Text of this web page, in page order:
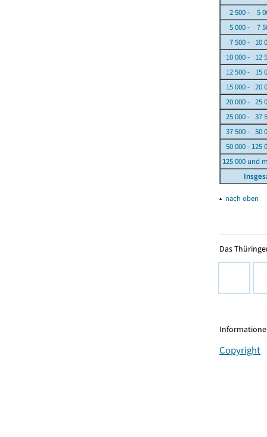
2 500 - 5
5 000 - 7
7 500 - 10
10 000 - 12
12 500 - 15
15 000 - 20
20 000 - 25
25 000 - 37
37 500 - 50
50 000 - 125
125 000 und
▴ nach oben
Das
Copyright